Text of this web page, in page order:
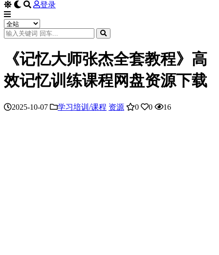
登录
《记忆大师张杰全套教程》高
效记忆训练课程网盘资源下载
2025-10-07 学习培训/课程 资源 0 0 16